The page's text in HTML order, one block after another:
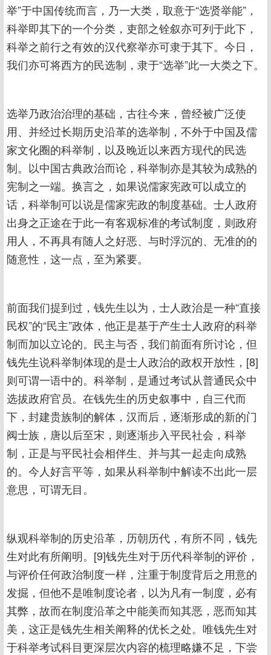
举”于中国传统而言，乃一大类，取意于“选贤举能”，
科举即其下的一个分类，吏部之铨叙亦可列于此下，
科举之前行之有效的汉代察举亦可隶于其下。今日，
我们亦可将西方的民选制，隶于“选举”此一大类之下。
选举乃政治治理的基础，古往今来，曾经被广泛使
用、并经过长期历史沿革的选举制，不外于中国及儒
家文化圈的科举制，以及晚近以来西方现代的民选
制。以中国古典政治而论，科举制亦是其较为成熟的
宪制之一端。换言之，如果说儒家宪政可以成立的
话，科举制可以说是儒家宪政的制度基础。士人政府
出身之正途在于此一有客观标准的考试制度，则政府
用人，不再具有随人之好恶、与时浮沉的、无准的的
随意性，这一点，至为紧要。
前面我们提到过，钱先生以为，士人政治是一种“直接
民权”的“民主”政体，他正是基于产生士人政府的科举
制而加以立论的。民主与否，我们前面有所讨论，但
钱先生说科举制体现的是士人政治的政权开放性，[8]
则可谓一语中的。科举制，是通过考试从普通民众中
选拔政府官员。在钱先生的历史叙事中，自三代而
下，封建贵族制的解体，汉而后，逐渐形成的新的门
阀士族，唐以后至宋，则逐渐步入平民社会，科举
制，正是与平民社会相伴生、并与其一起走向成熟
的。今人好言平等，如果从科举制中解读不出此一层
意思，可谓无目。
纵观科举制的历史沿革，历朝历代，有所不同，钱先
生对此有所阐明。[9]钱先生对于历代科举制的评价，
与评价任何政治制度一样，注重于制度背后之用意的
发掘，但他不是唯制度论者，以为凡有一制度，必有
其弊，故而在制度沿革之中能美而知其恶，恶而知其
美，这正是钱先生相关阐释的优长之处。唯钱先生对
于科举考试科目更深层次内容的梳理略嫌不足，下尝